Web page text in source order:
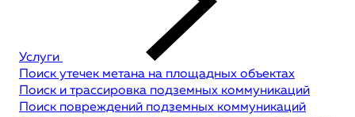
Услуги
Поиск утечек метана на площадных объектах
Поиск и трассировка подземных коммуникаций
Поиск повреждений подземных коммуникаций